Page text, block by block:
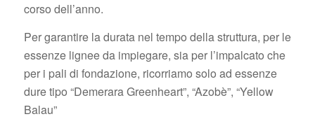
corso dell’anno.
Per garantire la durata nel tempo della struttura, per le
essenze lignee da impiegare, sia per l’impalcato che
per i pali di fondazione, ricorriamo solo ad essenze
dure tipo “Demerara Greenheart”, “Azobè”, “Yellow
Balau”